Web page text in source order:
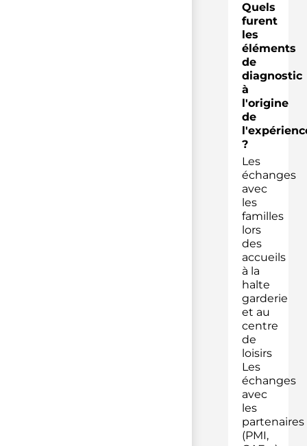
Quels
furent
les
éléments
de
diagnostic
à
l'origine
de
?
Les
échanges
avec
les
familles
lors
des
accueils
à la
halte
garderie
et au
centre
de
loisirs
Les
échanges
avec
les
partenaires
(PMI,